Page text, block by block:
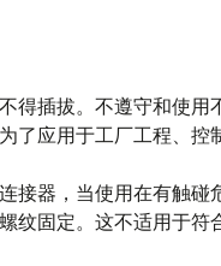
得插拔。不遵守和使用
了应用于工厂工程、
接器，当使用在有触
纹固定。这不适用于符